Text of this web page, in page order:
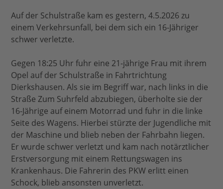
Auf der Schulstraße kam es gestern, 4.5.2026 zu
einem Verkehrsunfall, bei dem sich ein 16-Jähriger
schwer verletzte.
Gegen 18:25 Uhr fuhr eine 21-jährige Frau mit ihrem
Opel auf der Schulstraße in Fahrtrichtung
Dierkshausen. Als sie im Begriff war, nach links in die
Straße Zum Suhrfeld abzubiegen, überholte sie der
16-Jährige auf einem Motorrad und fuhr in die linke
Seite des Wagens. Hierbei stürzte der Jugendliche mit
der Maschine und blieb neben der Fahrbahn liegen.
Er wurde schwer verletzt und kam nach notärztlicher
Erstversorgung mit einem Rettungswagen ins
Krankenhaus. Die Fahrerin des PKW erlitt einen
Schock, blieb ansonsten unverletzt.